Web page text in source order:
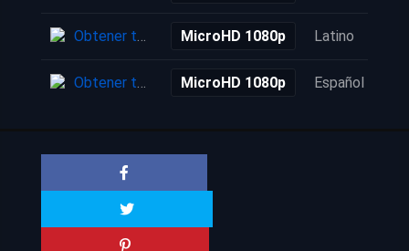
Obtener torrent MicroHD 1080p Latino
Obtener torrent MicroHD 1080p Español